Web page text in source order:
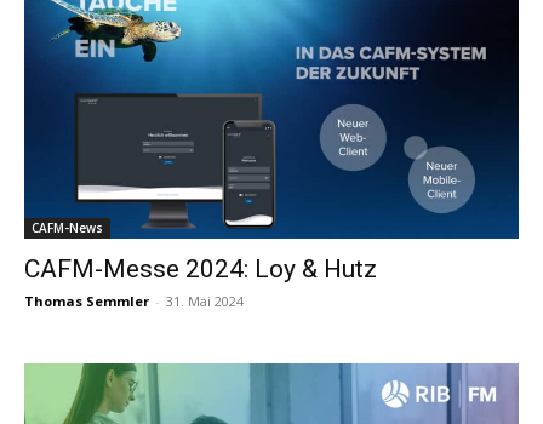
CAFM-News
CAFM-Messe 2024: Loy & Hutz
Thomas Semmler - 31. Mai 2024